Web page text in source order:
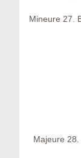
Mineure 27.
Majeure